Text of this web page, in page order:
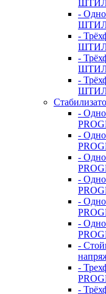
-
-
-
-
-
-
-
-
-
-
-
-
-